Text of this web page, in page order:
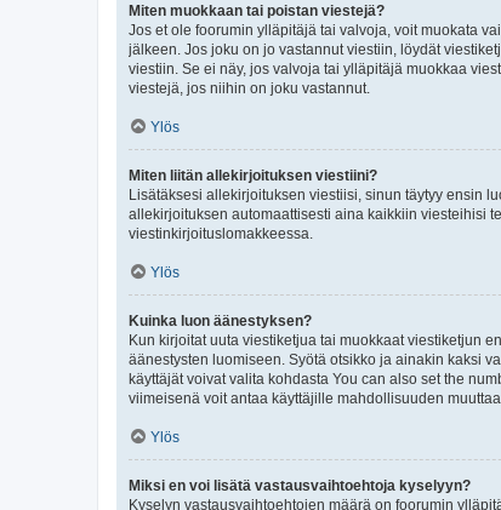
Miten muokkaan tai poistan viestejä?
Jos et ole foorumin ylläpitäjä tai valvoja, voit muokata
jälkeen. Jos joku on jo vastannut viestiin, löydät
viestiin. Se ei näy, jos valvoja tai ylläpitäjä muokkaa
viestejä, jos niihin on joku vastannut.
Ylös
Miten liitän allekirjoituksen viestiini?
Lisätäksesi allekirjoituksen viestiisi, sinun täytyy ensin
allekirjoituksen automaattisesti aina kaikkiin viesteihisi
viestinkirjoituslomakkeessa.
Ylös
Kuinka luon äänestyksen?
Kun kirjoitat uuta viestiketjua tai muokkaat viestiketjun
äänestysten luomiseen. Syötä otsikko ja ainakin kaksi
käyttäjät voivat valita kohdasta You can also set the
viimeisenä voit antaa käyttäjille mahdollisuuden muuttaa
Ylös
Miksi en voi lisätä vastausvaihtoehtoja kyselyyn?
Kyselyn vastausvaihtoehtojen määrä on foorumin